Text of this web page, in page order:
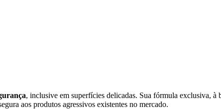
, inclusive em superfícies delicadas. Sua fórmula exclusiva, à
aos produtos agressivos existentes no mercado.